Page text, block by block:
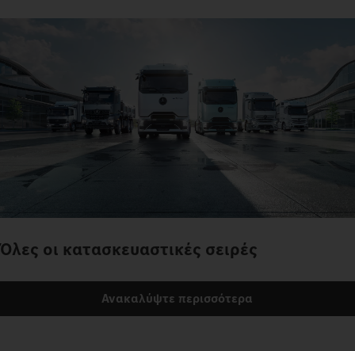
Όλες οι κατασκευαστικές σειρές
Ανακαλύψτε περισσότερα